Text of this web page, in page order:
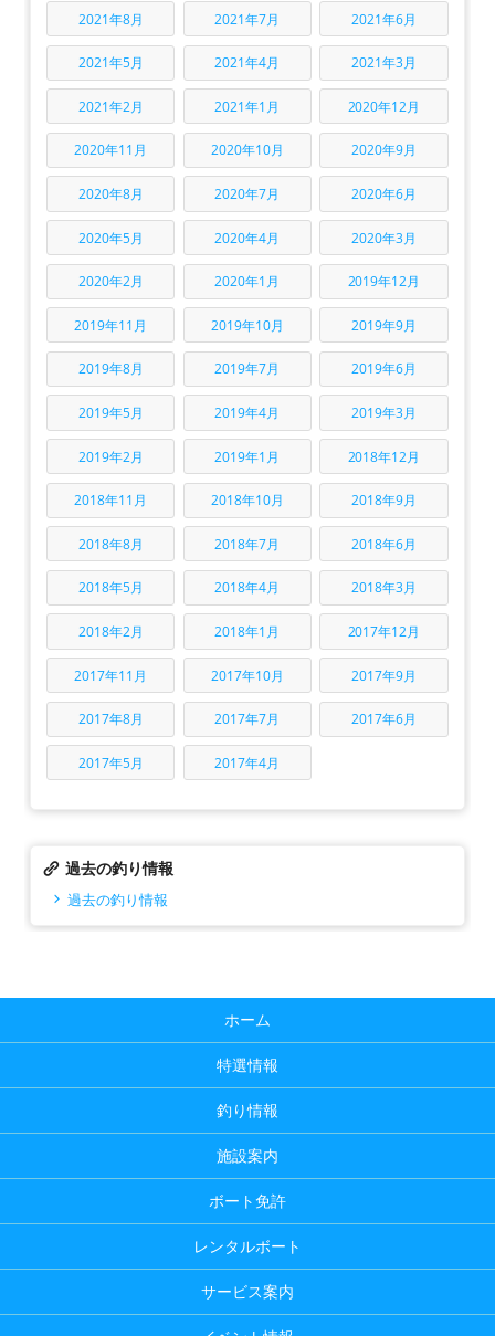
2021年8月 2021年7月 2021年6月
2021年5月 2021年4月 2021年3月
2021年2月 2021年1月 2020年12月
2020年11月 2020年10月 2020年9月
2020年8月 2020年7月 2020年6月
2020年5月 2020年4月 2020年3月
2020年2月 2020年1月 2019年12月
2019年11月 2019年10月 2019年9月
2019年8月 2019年7月 2019年6月
2019年5月 2019年4月 2019年3月
2019年2月 2019年1月 2018年12月
2018年11月 2018年10月 2018年9月
2018年8月 2018年7月 2018年6月
2018年5月 2018年4月 2018年3月
2018年2月 2018年1月 2017年12月
2017年11月 2017年10月 2017年9月
2017年8月 2017年7月 2017年6月
2017年5月 2017年4月
過去の釣り情報
過去の釣り情報
ホーム
特選情報
釣り情報
施設案内
ボート免許
レンタルボート
サービス案内